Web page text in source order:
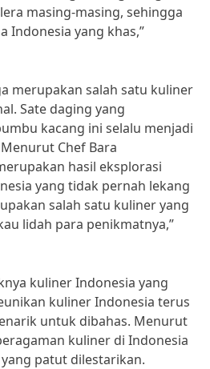
masing-masing, sehingga
Indonesia yang khas,”
merupakan salah satu kuliner
Sate daging yang
kacang ini selalu menjadi
Chef Bara
hasil eksplorasi
yang tidak pernah lekang
salah satu kuliner yang
lidah para penikmatnya,”
kuliner Indonesia yang
kuliner Indonesia terus
untuk dibahas. Menurut
kuliner di Indonesia
patut dilestarikan.